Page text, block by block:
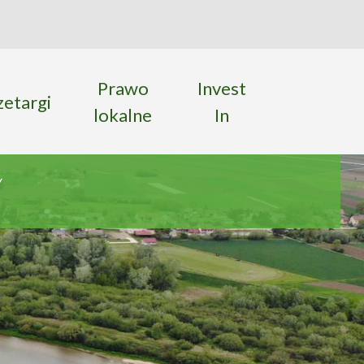
strony
Prawo
lokalne
Invest
In